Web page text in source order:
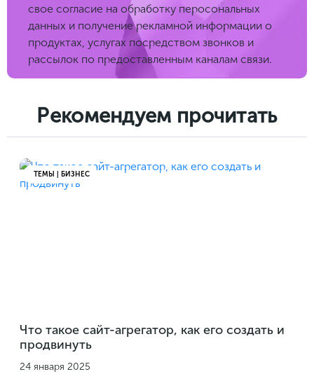
свое согласие на обработку перосональных
данных и получение рекламной информации о
продуктах, услугах посредством звонков и
рассылок по предоставленным каналам связи.
Рекомендуем прочитать
ТЕМЫ | БИЗНЕС
Что такое сайт-агрегатор, как его создать и
продвинуть
24 января 2025